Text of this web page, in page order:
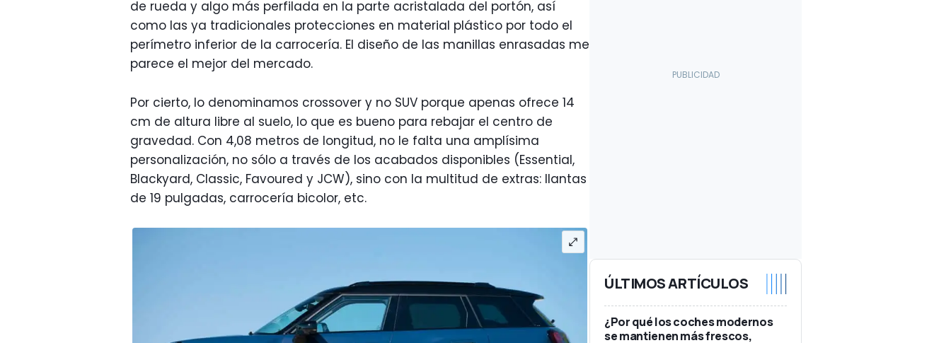
de rueda y algo más perfilada en la parte acristalada del portón, así
como las ya tradicionales protecciones en material plástico por todo el
perímetro inferior de la carrocería. El diseño de las manillas enrasadas me
parece el mejor del mercado.
Por cierto, lo denominamos crossover y no SUV porque apenas ofrece 14
cm de altura libre al suelo, lo que es bueno para rebajar el centro de
gravedad. Con 4,08 metros de longitud, no le falta una amplísima
personalización, no sólo a través de los acabados disponibles (Essential,
Blackyard, Classic, Favoured y JCW), sino con la multitud de extras: llantas
de 19 pulgadas, carrocería bicolor, etc.
ÚLTIMOS ARTÍCULOS
¿Por qué los coches modernos
se mantienen más frescos,